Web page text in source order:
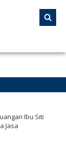
Ponorogo
Ibu Siti
Jasa